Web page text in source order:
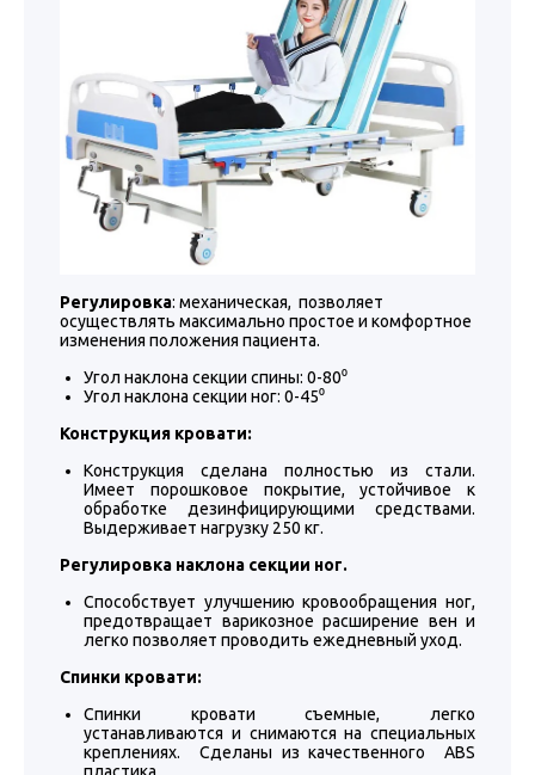
Регулировка: механическая, позволяет
осуществлять максимально простое и комфортное
изменения положения пациента.
Угол наклона секции спины: 0-80⁰
Угол наклона секции ног: 0-45⁰
Конструкция кровати:
Конструкция сделана полностью из стали.
Имеет порошковое покрытие, устойчивое к
обработке дезинфицирующими средствами.
Выдерживает нагрузку 250 кг.
Регулировка наклона секции ног.
Способствует улучшению кровообращения ног,
предотвращает варикозное расширение вен и
легко позволяет проводить ежедневный уход.
Спинки кровати:
Спинки кровати съемные, легко
устанавливаются и снимаются на специальных
креплениях. Сделаны из качественного ABS
пластика.